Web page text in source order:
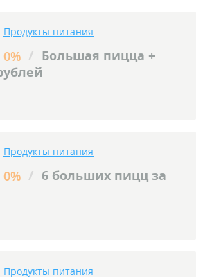
Продукты питания
0% / Большая пицца +
Продукты питания
0% / 6 больших пицц за
Продукты питания